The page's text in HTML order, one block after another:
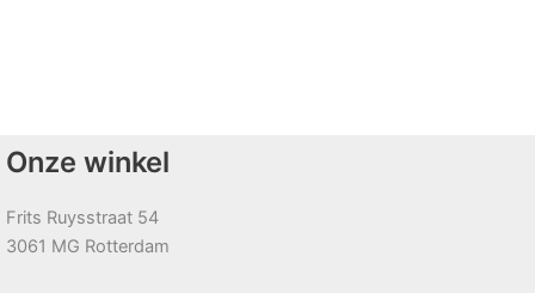
Onze winkel
Frits Ruysstraat 54
3061 MG Rotterdam